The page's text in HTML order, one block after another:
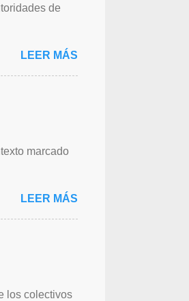
de
LEER MÁS
marcado
LEER MÁS
los colectivos